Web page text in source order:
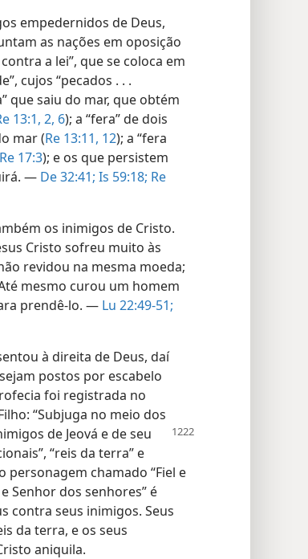
empedernidos de Deus,
as nações em oposição
a lei”, que se coloca em
cujos “pecados . . .
que saiu do mar, que obtém
13:1, 2, 6); a “fera” de dois
mar (Re 13:11, 12); a “fera
Re 17:3); e os que persistem
— De 32:41; Is 59:18; Re
os inimigos de Cristo.
Cristo sofreu muito às
revidou na mesma moeda;
mesmo curou um homem
prendê-lo. — Lu 22:49-51;
à direita de Deus, daí
postos por escabelo
foi registrada no
“Subjuga no meio dos
de Jeová e de seu
“reis da terra” e
personagem chamado “Fiel e
Senhor dos senhores” é
contra seus inimigos. Seus
da terra, e os seus
aniquila.